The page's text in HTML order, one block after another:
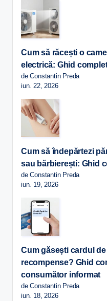
Cum să răcești o
electrică: Ghid
de Constantin Preda
iun. 22, 2026
Cum să îndepărtezi
sau bărbierești: Ghid
de Constantin Preda
iun. 19, 2026
Cum găsești cardul
recompense? Ghid
consumător informat
de Constantin Preda
iun. 18, 2026